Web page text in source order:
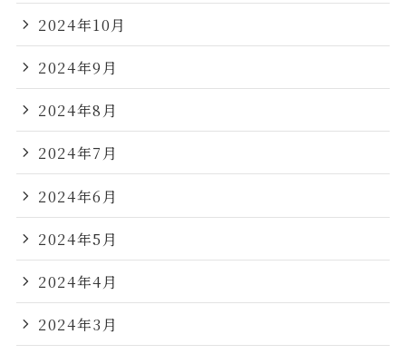
2024年10月
2024年9月
2024年8月
2024年7月
2024年6月
2024年5月
2024年4月
2024年3月